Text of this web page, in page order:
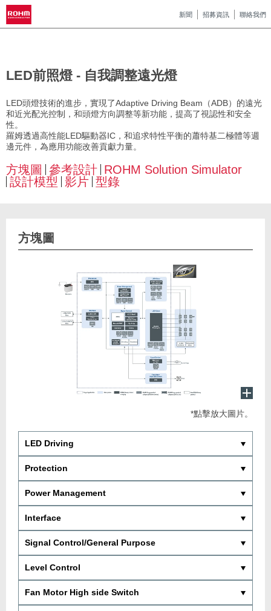
新聞 招募資訊 聯絡我們
LED前照燈 - 自我調整遠光燈
LED頭燈技術的進步，實現了Adaptive Driving Beam（ADB）的遠光
和近光配光控制，和頭燈方向調整等新功能，提高了視認性和安全
性。
羅姆透過高性能LED驅動器IC，和追求特性平衡的蕭特基二極體等週
邊元件，為應用功能改善貢獻力量。
方塊圖 參考設計 ROHM Solution Simulator
設計模型 影片 型錄
方塊圖
*點擊放大圖片。
LED Driving
Protection
Power Management
Interface
Signal Control/General Purpose
Level Control
Fan Motor High side Switch